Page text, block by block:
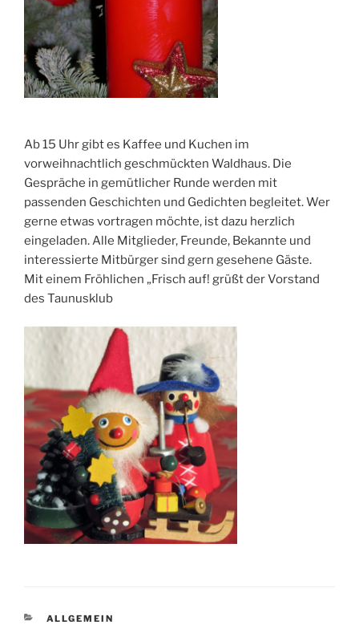
Ab 15 Uhr gibt es Kaffee und Kuchen im
vorweihnachtlich geschmückten Waldhaus. Die
Gespräche in gemütlicher Runde werden mit
passenden Geschichten und Gedichten begleitet. Wer
gerne etwas vortragen möchte, ist dazu herzlich
eingeladen. Alle Mitglieder, Freunde, Bekannte und
interessierte Mitbürger sind gern gesehene Gäste.
Mit einem Fröhlichen „Frisch auf! grüßt der Vorstand
des Taunusklub
KATEGORIEN
ALLGEMEIN